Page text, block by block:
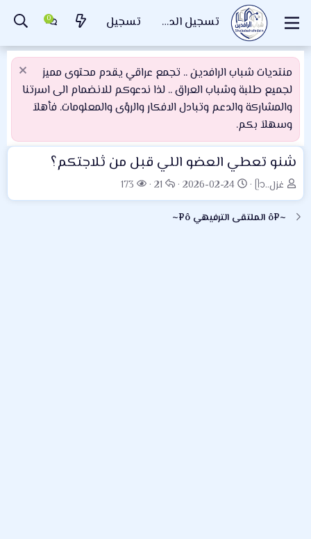
تسجيل الدخول تسجيل
منتديات شباب الرافدين .. تجمع عراقي يقدم محتوى مميز
لجميع طلبة وشباب العراق .. لذا ندعوكم للانضمام الى اسرتنا
والمشاركة والدعم وتبادل الافكار والرؤى والمعلومات. فأهلاَ
وسهلاَ بكم.
شنو تعطي العضو اللي قبل من ثلاجتكم؟
ب
ا
د
غزل..ᥫ᭡
ت
ا
ر
2026-02-24
ا
ل
21
ا
ل
173
~¤ô الملتقى الترفيهي ô¤~